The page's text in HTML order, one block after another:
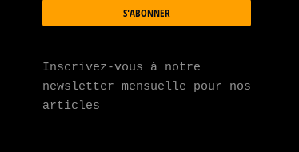
S'ABONNER
Inscrivez-vous à notre
newsletter mensuelle pour nos
articles